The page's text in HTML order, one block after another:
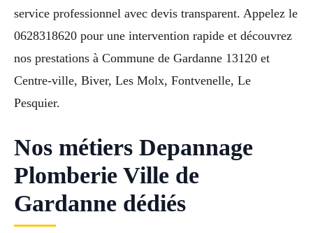
service professionnel avec devis transparent. Appelez le
0628318620 pour une intervention rapide et découvrez
nos prestations à Commune de Gardanne 13120 et
Centre-ville, Biver, Les Molx, Fontvenelle, Le
Pesquier.
Nos métiers Depannage
Plomberie Ville de
Gardanne dédiés